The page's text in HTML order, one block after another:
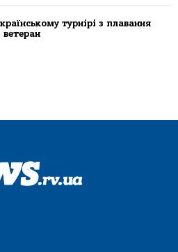
турнірі з плавання
ветеран